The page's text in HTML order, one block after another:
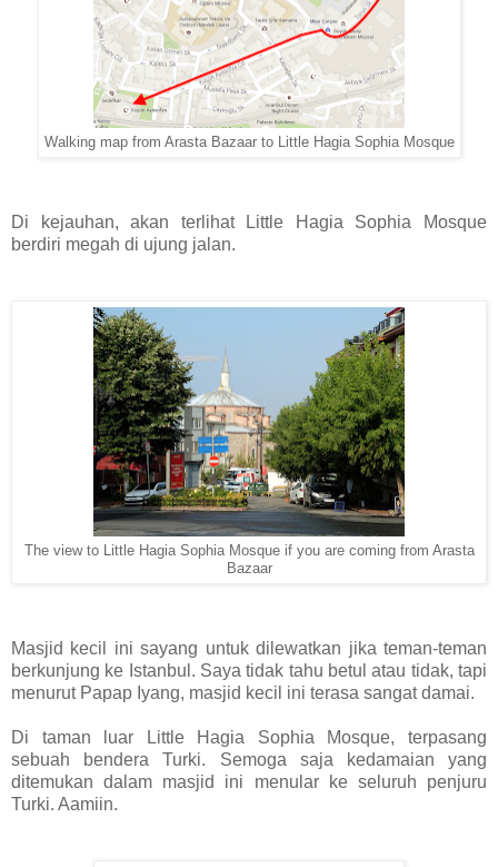
Walking map from Arasta Bazaar to Little Hagia Sophia Mosque
Di kejauhan, akan terlihat Little Hagia Sophia Mosque
berdiri megah di ujung jalan.
The view to Little Hagia Sophia Mosque if you are coming from Arasta
Bazaar
Masjid kecil ini sayang untuk dilewatkan jika teman-teman
berkunjung ke Istanbul. Saya tidak tahu betul atau tidak, tapi
menurut Papap Iyang, masjid kecil ini terasa sangat damai.
Di taman luar Little Hagia Sophia Mosque, terpasang
sebuah bendera Turki. Semoga saja kedamaian yang
ditemukan dalam masjid ini menular ke seluruh penjuru
Turki. Aamiin.